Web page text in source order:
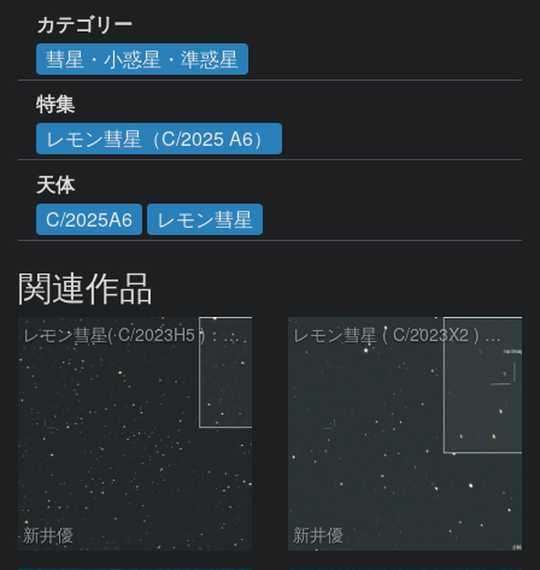
カテゴリー
彗星・小惑星・準惑星
特集
レモン彗星（C/2025 A6）
天体
C/2025A6
レモン彗星
関連作品
レモン彗星( C/2023H5 )：2026/05/20
新井優
レモン彗星 ( C/2023X2 ) の予報位置：2026/05/29
新井優